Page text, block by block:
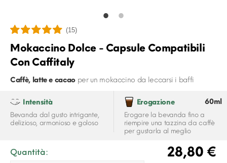
(15)
Mokaccino Dolce - Capsule Compatibili
Con Caffitaly
Caffè, latte e cacao per un mokaccino da leccarsi i baffi
Intensità
Bevanda dal gusto intrigante,
delizioso, armonioso e goloso
Erogazione 60ml
Erogare la bevanda fino a
riempire una tazzina da caffè
per gustarla al meglio
28,80 €
Quantità: